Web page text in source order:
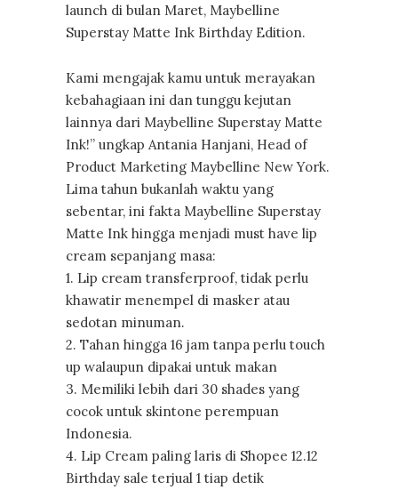
launch di bulan Maret, Maybelline
Superstay Matte Ink Birthday Edition.
Kami mengajak kamu untuk merayakan
kebahagiaan ini dan tunggu kejutan
lainnya dari Maybelline Superstay Matte
Ink!” ungkap Antania Hanjani, Head of
Product Marketing Maybelline New York.
Lima tahun bukanlah waktu yang
sebentar, ini fakta Maybelline Superstay
Matte Ink hingga menjadi must have lip
cream sepanjang masa:
1. Lip cream transferproof, tidak perlu
khawatir menempel di masker atau
sedotan minuman.
2. Tahan hingga 16 jam tanpa perlu touch
up walaupun dipakai untuk makan
3. Memiliki lebih dari 30 shades yang
cocok untuk skintone perempuan
Indonesia.
4. Lip Cream paling laris di Shopee 12.12
Birthday sale terjual 1 tiap detik